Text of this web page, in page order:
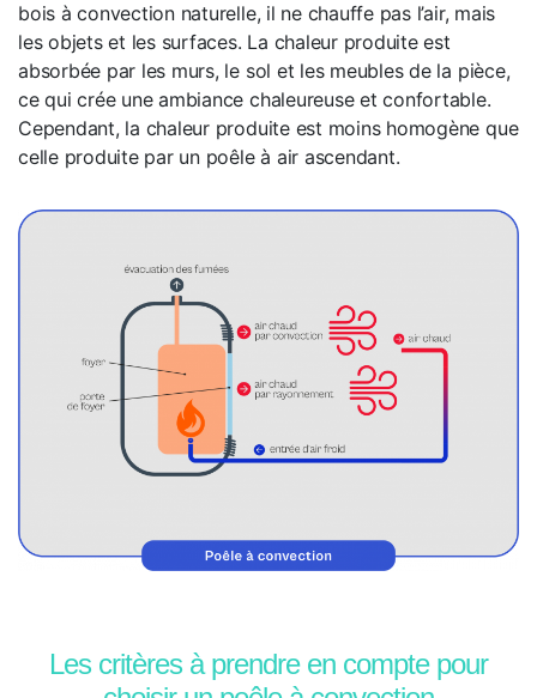
bois à convection naturelle, il ne chauffe pas l’air, mais
les objets et les surfaces. La chaleur produite est
absorbée par les murs, le sol et les meubles de la pièce,
ce qui crée une ambiance chaleureuse et confortable.
Cependant, la chaleur produite est moins homogène que
celle produite par un poêle à air ascendant.
Les critères à prendre en compte pour